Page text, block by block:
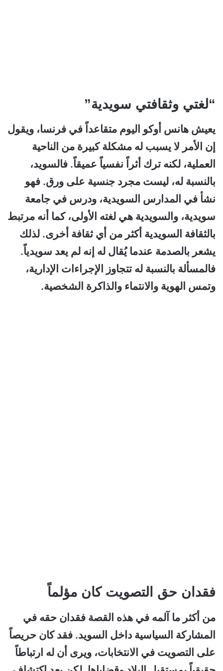
“لغتي وثقافتي سويدية”
يعيش هانس أوكو اليوم متقاعداً في فرنسا، ويقول
إن الأمر لا يسبب له مشكلة كبيرة من الناحية
العملية، لكنه ترك أثراً نفسياً عميقاً. فالسويد،
بالنسبة له، ليست مجرد جنسية على ورق. فهو
نشأ في المدارس السويدية، ودرس في جامعة
سويدية، والسويدية هي لغته الأولى، كما أنه مرتبط
بالثقافة السويدية أكثر من أي ثقافة أخرى. لذلك
يشعر بالصدمة عندما يُقال له إنه لم يعد سويدياً.
فالمسألة بالنسبة له تتجاوز الإجراءات الإدارية،
وتمس الهوية والانتماء والذاكرة الشخصية.
فقدان حق التصويت كان مؤلماً
من أكثر ما آلمه في هذه القصة فقدان حقه في
المشاركة السياسية داخل السويد. فقد كان حريصاً
على التصويت في الانتخابات، ويرى أن له ارتباطاً